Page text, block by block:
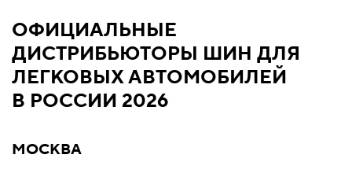
ОФИЦИАЛЬНЫЕ
ДИСТРИБЬЮТОРЫ ШИН ДЛЯ
ЛЕГКОВЫХ АВТОМОБИЛЕЙ
В РОССИИ 2026
МОСКВА